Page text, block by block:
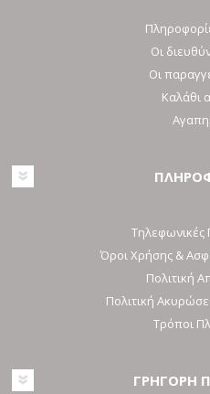
Οι
Οι
Καλάθι
Τηλεφωνικές
Όροι Χρήσης &
Πολιτική
Πολιτική
Τρόποι
ΓΡΗΓΟΡΗ